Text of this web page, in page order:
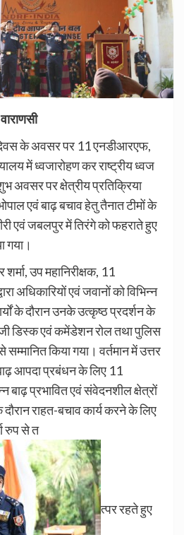
के अवसर पर 11 एनडीआरएफ,
में ध्वजारोहण कर राष्ट्रीय ध्वज
अवसर पर क्षेत्रीय प्रतिक्रिया
एवं बाढ़ बचाव हेतु तैनात टीमों के
एवं जबलपुर में तिरंगे को फहराते हुए
गया।
उप महानिरीक्षक, 11
अधिकारियों एवं जवानों को विभिन्न
के दौरान उनके उत्कृष्ठ प्रदर्शन के
डिस्क एवं कमेंडेशन रोल तथा पुलिस
किया गया। वर्तमान में उत्तर
आपदा प्रबंधन के लिए 11
बाढ़ प्रभावित एवं संवेदनशील क्षेत्रों
राहत-बचाव कार्य करने के लिए
रुप से त
त्पर रहते हुए